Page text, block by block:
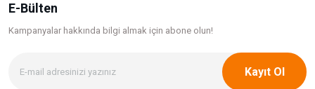
E-Bülten
Kampanyalar hakkında bilgi almak için abone olun!
Kayıt Ol